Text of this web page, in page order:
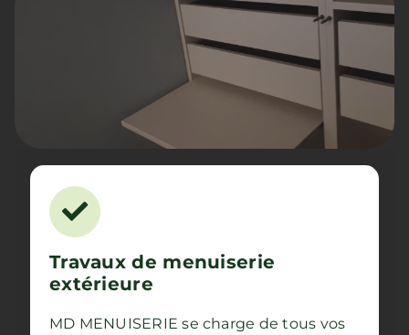
Travaux de menuiserie
extérieure
MD MENUISERIE se charge de tous vos